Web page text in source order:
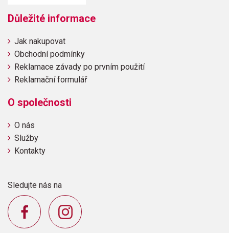
Důležité informace
Jak nakupovat
Obchodní podmínky
Reklamace závady po prvním použití
Reklamační formulář
O společnosti
O nás
Služby
Kontakty
Sledujte nás na